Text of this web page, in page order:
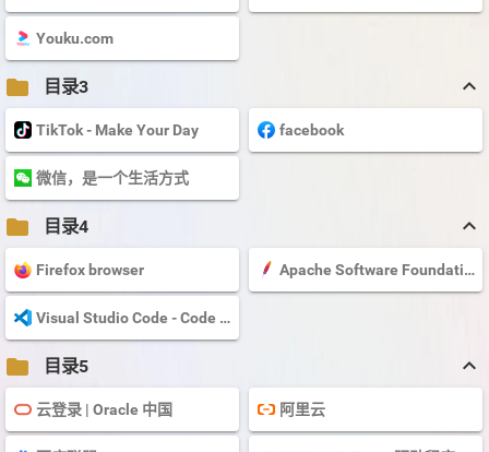
Youku.com
folder 目录3 keyboard_arrow_up
TikTok - Make Your Day facebook
微信，是一个生活方式
folder 目录4 keyboard_arrow_up
Firefox browser Apache Software Foundation!
Visual Studio Code - Code Editing. Redefined
folder 目录5 keyboard_arrow_up
云登录 | Oracle 中国 阿里云